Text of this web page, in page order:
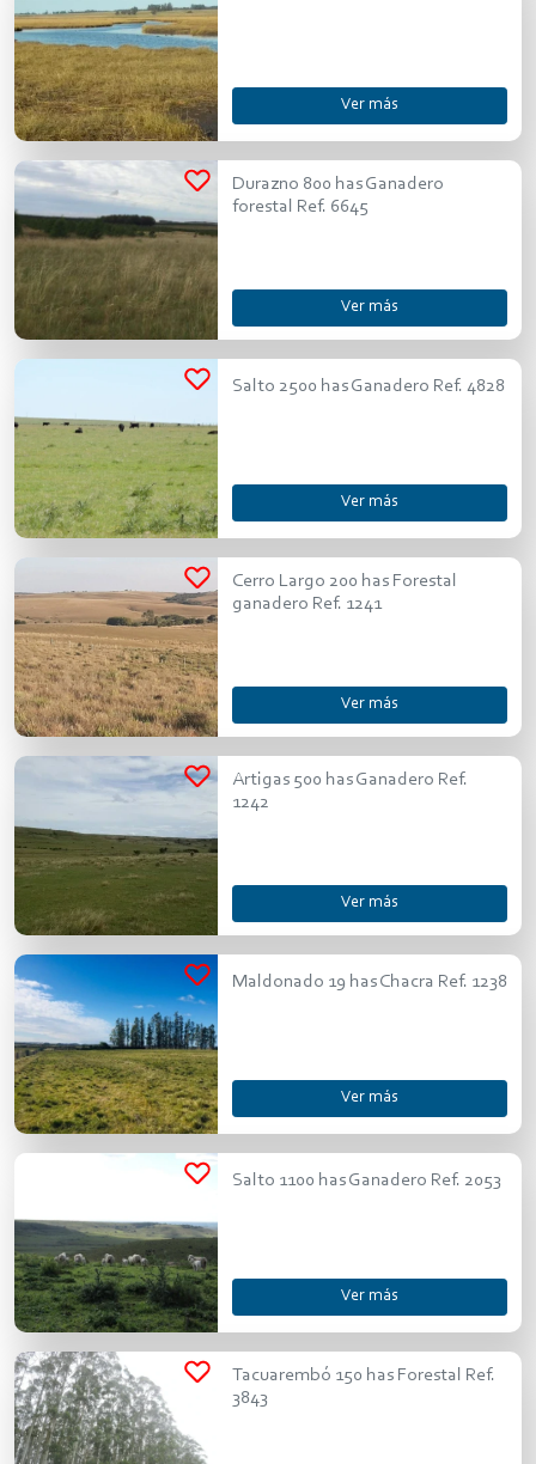
Ver más
Durazno 800 has Ganadero
forestal Ref. 6645
Ver más
Salto 2500 has Ganadero Ref. 4828
Ver más
Cerro Largo 200 has Forestal
ganadero Ref. 1241
Ver más
Artigas 500 has Ganadero Ref.
1242
Ver más
Maldonado 19 has Chacra Ref. 1238
Ver más
Salto 1100 has Ganadero Ref. 2053
Ver más
Tacuarembó 150 has Forestal Ref.
3843